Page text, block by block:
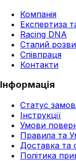
Компанія
Експертиза
Racing DNA
Сталий
Співпраця
Контакти
Інформація
Статус
Інструкції
Умови
Правила та
Доставка та
Політика